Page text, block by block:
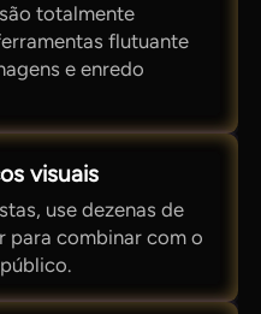
totalmente
flutuante
e enredo
visuais
use dezenas de
para combinar com o